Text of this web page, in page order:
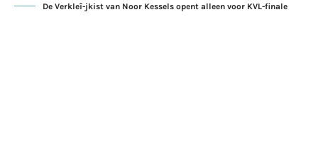
De Verkleî-jkist van Noor Kessels opent alleen voor KVL-finale